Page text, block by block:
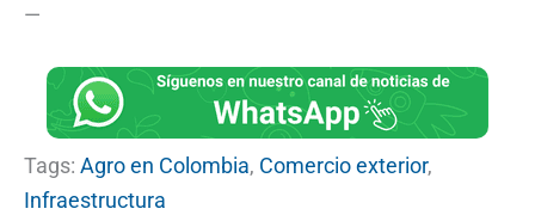
—
Tags: Agro en Colombia, Comercio exterior,
Infraestructura